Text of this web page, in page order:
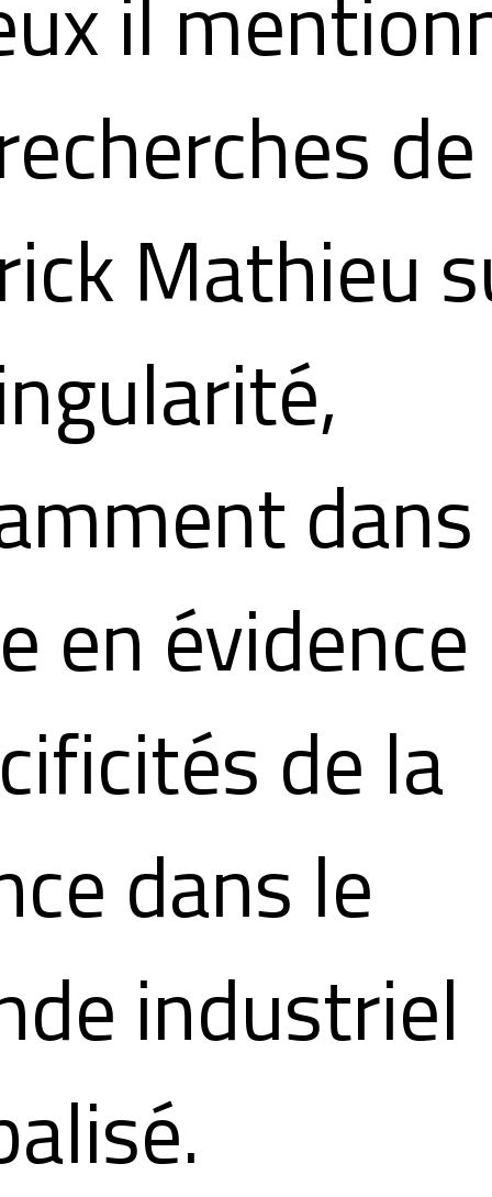
de
Mathieu
en
de la
dans le
industriel